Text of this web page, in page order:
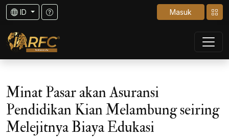
ID Masuk
Minat Pasar akan Asuransi
Pendidikan Kian Melambung seiring
Melejitnya Biaya Edukasi